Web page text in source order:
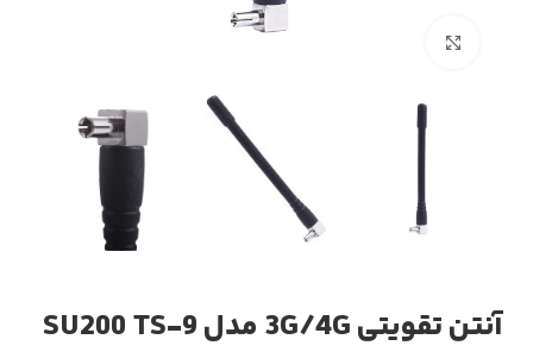
آنتن تقویتی 3G/4G مدل SU200 TS-9